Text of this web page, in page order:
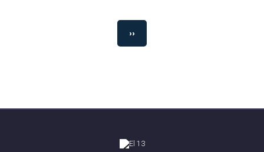
››